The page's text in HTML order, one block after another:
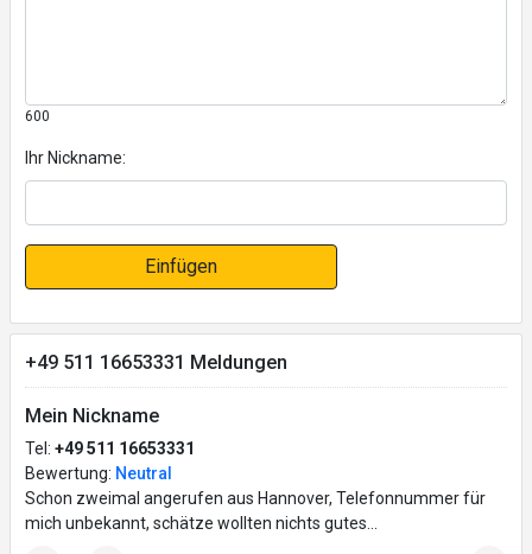
600
Ihr Nickname:
Einfügen
+49 511 16653331 Meldungen
Mein Nickname
Tel: +49 511 16653331
Bewertung: Neutral
Schon zweimal angerufen aus Hannover, Telefonnummer für
mich unbekannt, schätze wollten nichts gutes...